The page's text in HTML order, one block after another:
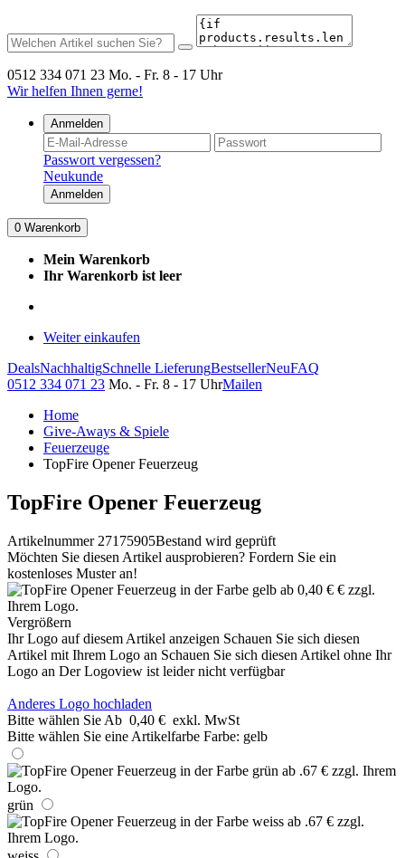
0512 334 071 23 Mo. - Fr. 8 - 17 Uhr
Wir helfen Ihnen gerne!
Anmelden
Passwort vergessen?
Neukunde
Anmelden
0 Warenkorb
Mein Warenkorb
Ihr Warenkorb ist leer
Weiter einkaufen
DealsNachhaltigSchnelle LieferungBestsellerNeuFAQ
0512 334 071 23 Mo. - Fr. 8 - 17 UhrMailen
Home
Give-Aways & Spiele
Feuerzeuge
TopFire Opener Feuerzeug
TopFire Opener Feuerzeug
Artikelnummer 27175905Bestand wird geprüft
Möchten Sie diesen Artikel ausprobieren? Fordern Sie ein
kostenloses Muster an!
Vergrößern
Ihr Logo auf diesem Artikel anzeigen Schauen Sie sich diesen
Artikel mit Ihrem Logo an Schauen Sie sich diesen Artikel ohne Ihr
Logo an Der Logoview ist leider nicht verfügbar
Anderes Logo hochladen
Bitte wählen Sie Ab 0,40 € exkl. MwSt
Bitte wählen Sie eine Artikelfarbe Farbe: gelb
grün